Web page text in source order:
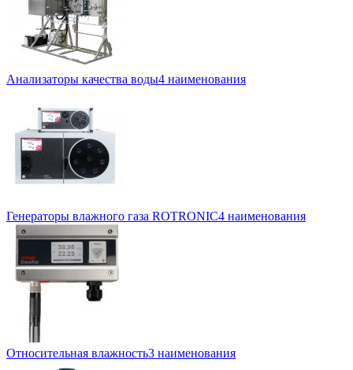
Анализаторы качества воды4 наименования
Генераторы влажного газа ROTRONIC4 наименования
Относительная влажность3 наименования